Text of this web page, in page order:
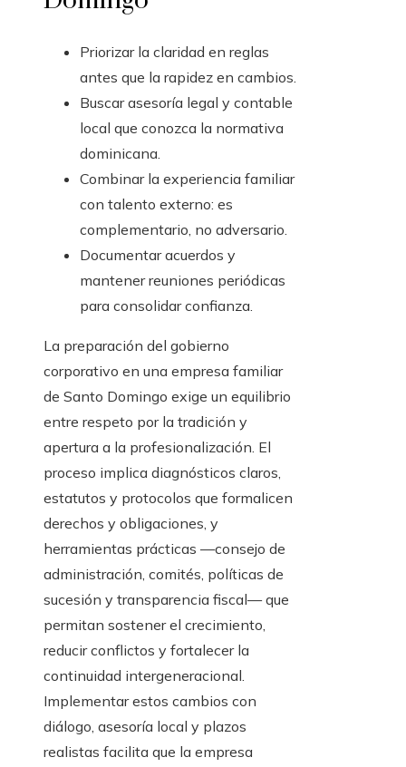
Priorizar la claridad en reglas
antes que la rapidez en cambios.
Buscar asesoría legal y contable
local que conozca la normativa
dominicana.
Combinar la experiencia familiar
con talento externo: es
complementario, no adversario.
Documentar acuerdos y
mantener reuniones periódicas
para consolidar confianza.
La preparación del gobierno
corporativo en una empresa familiar
de Santo Domingo exige un equilibrio
entre respeto por la tradición y
apertura a la profesionalización. El
proceso implica diagnósticos claros,
estatutos y protocolos que formalicen
derechos y obligaciones, y
herramientas prácticas —consejo de
administración, comités, políticas de
sucesión y transparencia fiscal— que
permitan sostener el crecimiento,
reducir conflictos y fortalecer la
continuidad intergeneracional.
Implementar estos cambios con
diálogo, asesoría local y plazos
realistas facilita que la empresa